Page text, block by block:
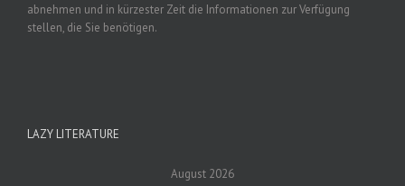
abnehmen und in kürzester Zeit die Informationen zur Verfügung
stellen, die Sie benötigen.
LAZY LITERATURE
August 2026